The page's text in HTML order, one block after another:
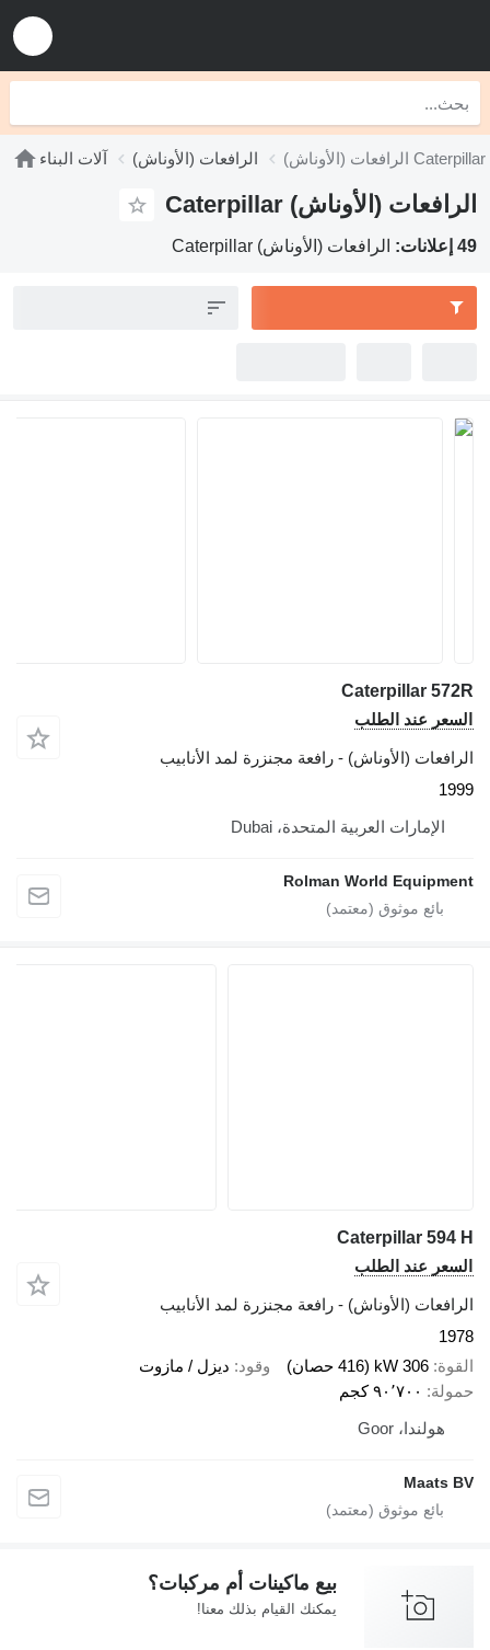
آلات البناء الرافعات (الأوناش) الرافعات (الأوناش) Caterpillar
الرافعات (الأوناش) Caterpillar
49 إعلانات: الرافعات (الأوناش) Caterpillar
Caterpillar 572R
السعر عند الطلب
الرافعات (الأوناش) - رافعة مجنزرة لمد الأنابيب
1999
الإمارات العربية المتحدة، Dubai
Rolman World Equipment
Caterpillar 594 H
السعر عند الطلب
الرافعات (الأوناش) - رافعة مجنزرة لمد الأنابيب
1978
القوة 306 kW (416 حصان) وقود ديزل / مازوت
حمولة
٩٠٬٧٠٠ كجم
هولندا، Goor
Maats BV
بيع ماكينات أم مركبات؟
يمكنك القيام بذلك معنا!